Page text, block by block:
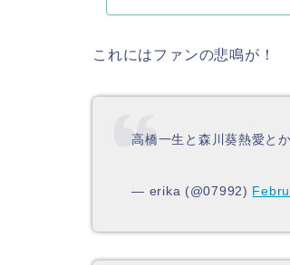
これにはファンの悲鳴が！
高橋一生と森川葵熱愛
— erika (@07992)